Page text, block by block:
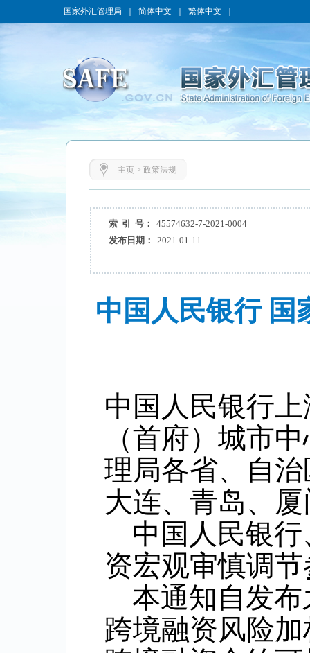
国家外汇管理局 简体中文 繁体中文
主页> 政策法规
索 引 号：
45574632-7-2021-0004
发布日期：
2021-01-11
中国人民银行 国
中国人民银行
（首府）城市
理局各省、自
大连、青岛、
中国人民银
资宏观审慎调
本通知自发
跨境融资风险